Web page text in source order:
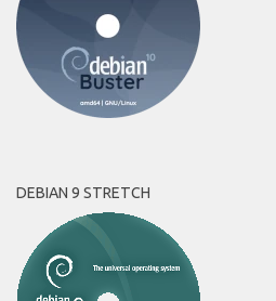
DEBIAN 9 STRETCH